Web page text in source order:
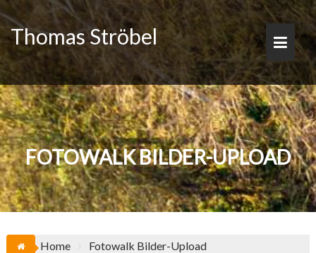
Skip
to
content
Thomas Ströbel
FOTOWALK BILDER-UPLOAD
Home Fotowalk Bilder-Upload